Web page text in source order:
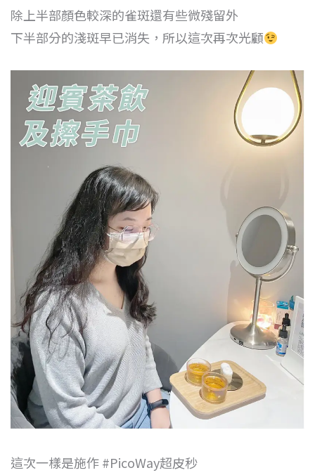
除上半部顏色較深的雀斑還有些微殘留外
下半部分的淺斑早已消失，所以這次再次光顧
這次一樣是施作#PicoWay超皮秒